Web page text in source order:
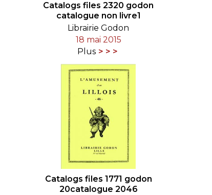
Catalogs files 2320 godon
catalogue non livre1
Librairie Godon
18 mai 2015
Plus
Catalogs files 1771 godon
20catalogue 2046